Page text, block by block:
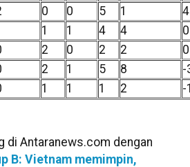
0 0 5 1
4
1 1 4 4
0
2 0 2 2
0
2 1 5 8
-
1 1 1 2 -
di Antaranews.com dengan
B: Vietnam memimpin,